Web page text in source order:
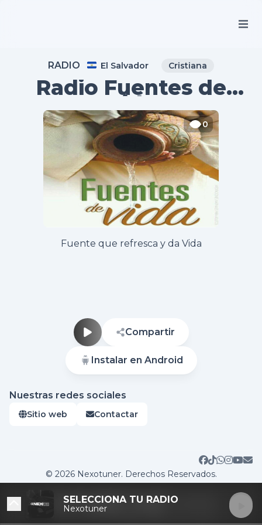
RADIO El Salvador Cristiana
Radio Fuentes de
Vida
0
Fuente que refresca y da Vida
Compartir
Instalar en Android
Nuestras redes sociales
Sitio web Contactar
© 2026 Nexotuner. Derechos Reservados.
SELECCIONA TU RADIO
Nexotuner